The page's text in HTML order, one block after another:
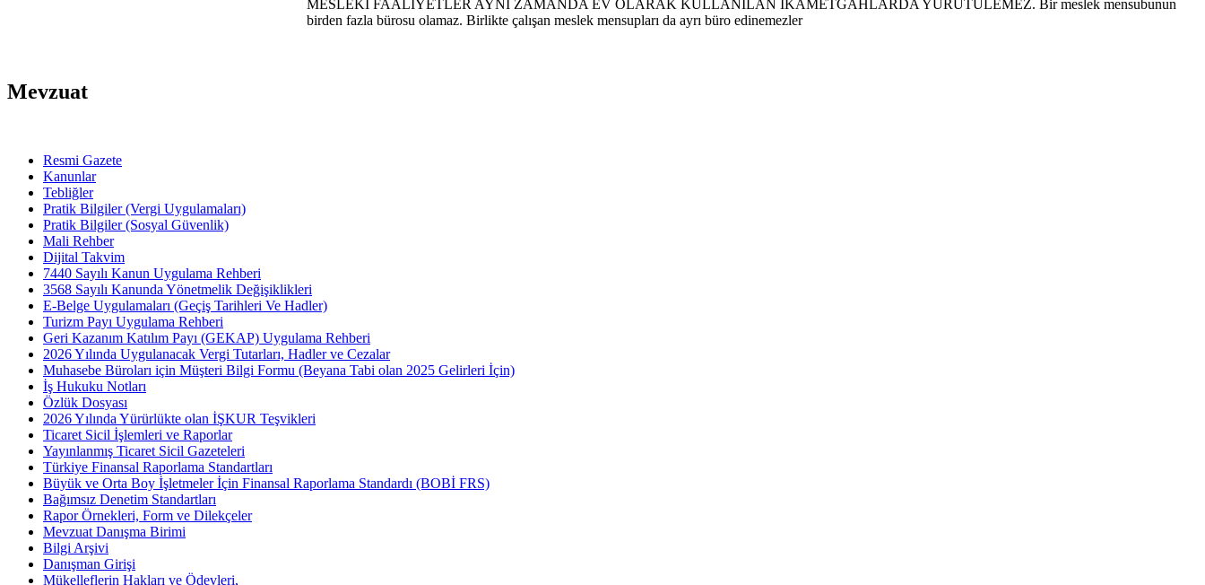
MESLEKÎ FAALİYETLER AYNI ZAMANDA EV OLARAK KULLANILAN İKAMETGÂHLARDA YÜRÜTÜLEMEZ. Bir meslek mensubunun
birden fazla bürosu olamaz. Birlikte çalışan meslek mensupları da ayrı büro edinemezler
Mevzuat
Resmi Gazete
Kanunlar
Tebliğler
Pratik Bilgiler (Vergi Uygulamaları)
Pratik Bilgiler (Sosyal Güvenlik)
Mali Rehber
Dijital Takvim
7440 Sayılı Kanun Uygulama Rehberi
3568 Sayılı Kanunda Yönetmelik Değişiklikleri
E-Belge Uygulamaları (Geçiş Tarihleri Ve Hadler)
Turizm Payı Uygulama Rehberi
Geri Kazanım Katılım Payı (GEKAP) Uygulama Rehberi
2026 Yılında Uygulanacak Vergi Tutarları, Hadler ve Cezalar
Muhasebe Büroları için Müşteri Bilgi Formu (Beyana Tabi olan 2025 Gelirleri İçin)
İş Hukuku Notları
Özlük Dosyası
2026 Yılında Yürürlükte olan İŞKUR Teşvikleri
Ticaret Sicil İşlemleri ve Raporlar
Yayınlanmış Ticaret Sicil Gazeteleri
Türkiye Finansal Raporlama Standartları
Büyük ve Orta Boy İşletmeler İçin Finansal Raporlama Standardı (BOBİ FRS)
Bağımsız Denetim Standartları
Rapor Örnekleri, Form ve Dilekçeler
Mevzuat Danışma Birimi
Bilgi Arşivi
Danışman Girişi
Mükelleflerin Hakları ve Ödevleri,